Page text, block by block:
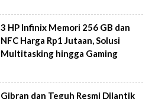
3 HP Infinix Memori 256 GB dan
NFC Harga Rp1 Jutaan, Solusi
Multitasking hingga Gaming
Gibran dan Teguh Resmi Dilantik